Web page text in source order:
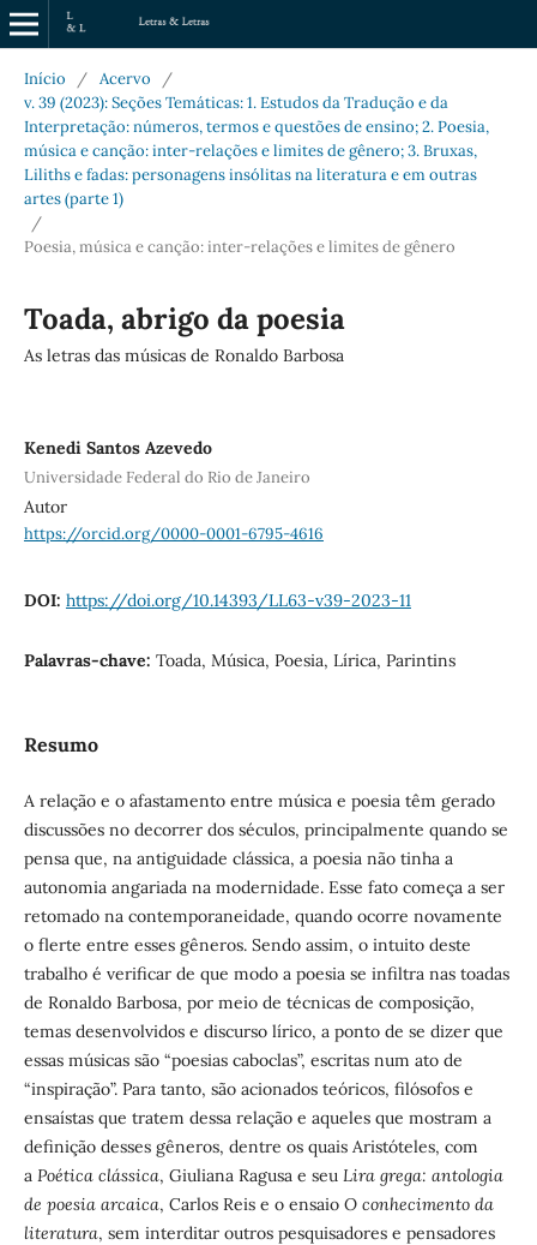
Início / Acervo
/
v. 39 (2023): Seções Temáticas: 1. Estudos da Tradução e da
Interpretação: números, termos e questões de ensino; 2. Poesia,
música e canção: inter-relações e limites de gênero; 3. Bruxas,
Liliths e fadas: personagens insólitas na literatura e em outras
artes (parte 1)
/
Poesia, música e canção: inter-relações e limites de gênero
Toada, abrigo da poesia
As letras das músicas de Ronaldo Barbosa
Kenedi Santos Azevedo
Universidade Federal do Rio de Janeiro
Autor
https://orcid.org/0000-0001-6795-4616
DOI: https://doi.org/10.14393/LL63-v39-2023-11
Palavras-chave: Toada, Música, Poesia, Lírica, Parintins
Resumo
A relação e o afastamento entre música e poesia têm gerado
discussões no decorrer dos séculos, principalmente quando se
pensa que, na antiguidade clássica, a poesia não tinha a
autonomia angariada na modernidade. Esse fato começa a ser
retomado na contemporaneidade, quando ocorre novamente
o flerte entre esses gêneros. Sendo assim, o intuito deste
trabalho é verificar de que modo a poesia se infiltra nas toadas
de Ronaldo Barbosa, por meio de técnicas de composição,
temas desenvolvidos e discurso lírico, a ponto de se dizer que
essas músicas são “poesias caboclas”, escritas num ato de
“inspiração”. Para tanto, são acionados teóricos, filósofos e
ensaístas que tratem dessa relação e aqueles que mostram a
definição desses gêneros, dentre os quais Aristóteles, com
a Poética clássica, Giuliana Ragusa e seu Lira grega: antologia
de poesia arcaica, Carlos Reis e o ensaio O conhecimento da
literatura, sem interditar outros pesquisadores e pensadores